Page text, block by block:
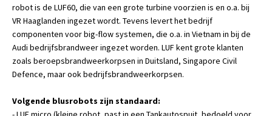
robot is de LUF60, die van een grote turbine voorzien is en o.a. bij
VR Haaglanden ingezet wordt. Tevens levert het bedrijf
componenten voor big-flow systemen, die o.a. in Vietnam in bij de
Audi bedrijfsbrandweer ingezet worden. LUF kent grote klanten
zoals beroepsbrandweerkorpsen in Duitsland, Singapore Civil
Defence, maar ook bedrijfsbrandweerkorpsen.
Volgende blusrobots zijn standaard: